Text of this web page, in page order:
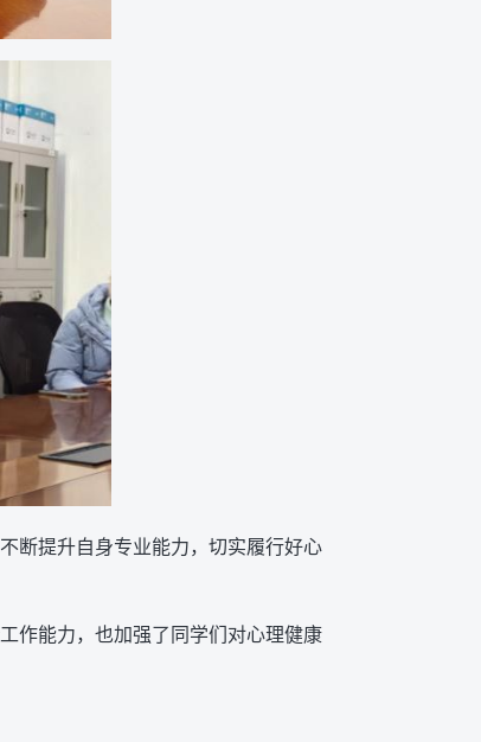
断提升自身专业能力，切实履行好心
作能力，也加强了同学们对心理健康